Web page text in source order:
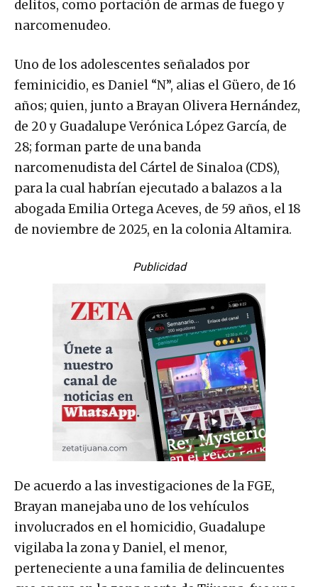
delitos, como portación de armas de fuego y
narcomenudeo.
Uno de los adolescentes señalados por
feminicidio, es Daniel “N”, alias el Güero, de 16
años; quien, junto a Brayan Olivera Hernández,
de 20 y Guadalupe Verónica López García, de
28; forman parte de una banda
narcomenudista del Cártel de Sinaloa (CDS),
para la cual habrían ejecutado a balazos a la
abogada Emilia Ortega Aceves, de 59 años, el 18
de noviembre de 2025, en la colonia Altamira.
Publicidad
De acuerdo a las investigaciones de la FGE,
Brayan manejaba uno de los vehículos
involucrados en el homicidio, Guadalupe
vigilaba la zona y Daniel, el menor,
perteneciente a una familia de delincuentes